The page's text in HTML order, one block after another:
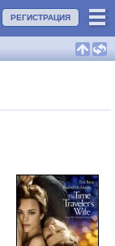
РЕГИСТРАЦИЯ